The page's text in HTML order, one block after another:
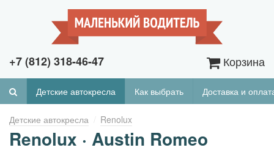
+7 (812) 318-46-47 Корзина
Детские автокресла Как выбрать Доставка и
Детские автокресла Renolux
Renolux · Austin Romeo